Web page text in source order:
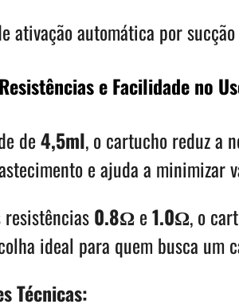
ativação automática por
e Facilidade no
de4,5ml, o cartucho reduz a
e ajuda a minimizar
0.8Ωe1.0Ω, o
ideal para quem busca um
Técnicas: